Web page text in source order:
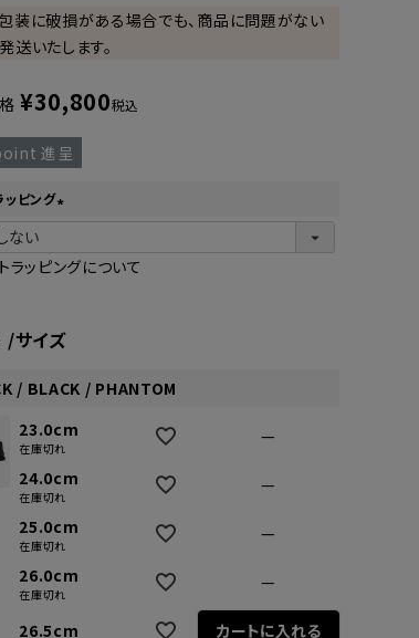
装に破損がある場合でも、商品に問題がない
送いたします。
¥30,800税込
進呈
ッピング
必
ラッピングについて
サイズ
/ BLACK / PHANTOM
23.0cm
在庫切れ
—
24.0cm
在庫切れ
—
25.0cm
在庫切れ
—
26.0cm
在庫切れ
—
26.5cm カートに入れる